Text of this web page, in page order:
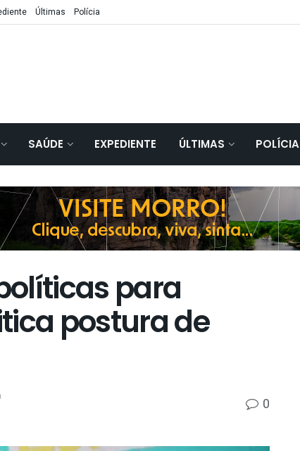
Últimas Polícia
SAÚDE EXPEDIENTE ÚLTIMAS POLÍCIA
para
postura de
0